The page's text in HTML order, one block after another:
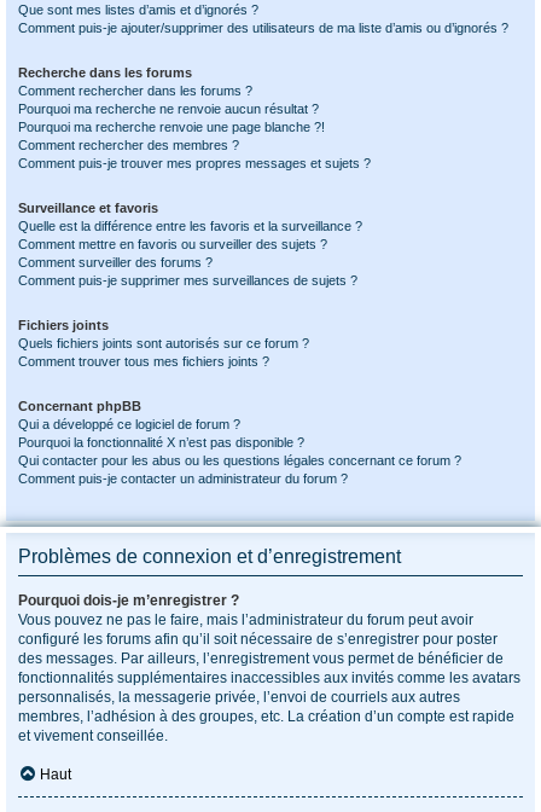
Que sont mes listes d’amis et d’ignorés ?
Comment puis-je ajouter/supprimer des utilisateurs de ma liste d’amis ou d’ignorés ?
Recherche dans les forums
Comment rechercher dans les forums ?
Pourquoi ma recherche ne renvoie aucun résultat ?
Pourquoi ma recherche renvoie une page blanche ?!
Comment rechercher des membres ?
Comment puis-je trouver mes propres messages et sujets ?
Surveillance et favoris
Quelle est la différence entre les favoris et la surveillance ?
Comment mettre en favoris ou surveiller des sujets ?
Comment surveiller des forums ?
Comment puis-je supprimer mes surveillances de sujets ?
Fichiers joints
Quels fichiers joints sont autorisés sur ce forum ?
Comment trouver tous mes fichiers joints ?
Concernant phpBB
Qui a développé ce logiciel de forum ?
Pourquoi la fonctionnalité X n’est pas disponible ?
Qui contacter pour les abus ou les questions légales concernant ce forum ?
Comment puis-je contacter un administrateur du forum ?
Problèmes de connexion et d’enregistrement
Pourquoi dois-je m’enregistrer ?
Vous pouvez ne pas le faire, mais l’administrateur du forum peut avoir
configuré les forums afin qu’il soit nécessaire de s’enregistrer pour poster
des messages. Par ailleurs, l’enregistrement vous permet de bénéficier de
fonctionnalités supplémentaires inaccessibles aux invités comme les avatars
personnalisés, la messagerie privée, l’envoi de courriels aux autres
membres, l’adhésion à des groupes, etc. La création d’un compte est rapide
et vivement conseillée.
Haut